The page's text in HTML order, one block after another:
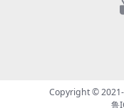
Copyright ©
鲁